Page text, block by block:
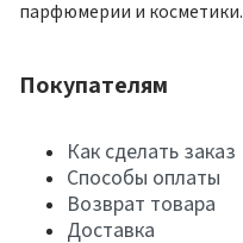
парфюмерии и косметики.
Покупателям
Как сделать заказ
Способы оплаты
Возврат товара
Доставка